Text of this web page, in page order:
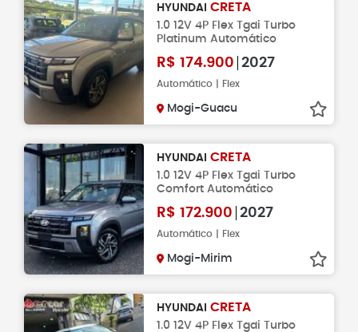
HYUNDAI CRETA
1.0 12V 4P Flex Tgdi Turbo
Platinum Automático
R$ 174.900 2027
Automático | Flex
Mogi-Guacu
HYUNDAI CRETA
1.0 12V 4P Flex Tgdi Turbo
Comfort Automático
R$ 172.900 2027
Automático | Flex
Mogi-Mirim
HYUNDAI CRETA
1.0 12V 4P Flex Tgdi Turbo